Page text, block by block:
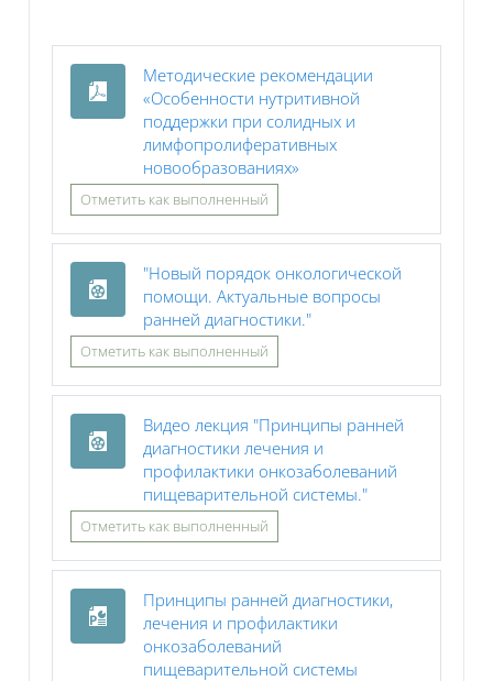
Методические рекомендации
«Особенности нутритивной
поддержки при солидных и
лимфопролиферативных
новообразованиях»
Отметить как выполненный
"Новый порядок онкологической
помощи. Актуальные вопросы
ранней диагностики."Файл
Отметить как выполненный
Видео лекция "Принципы ранней
диагностики лечения и
профилактики онкозаболеваний
пищеварительной системы."Файл
Отметить как выполненный
Принципы ранней диагностики,
лечения и профилактики
онкозаболеваний
пищеварительной системы